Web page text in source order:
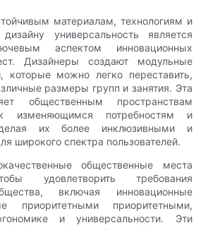
материалам, технологиям и
универсальность является
аспектом инновационных
Дизайнеры создают модульные
которые можно легко переставить,
размеры групп и занятия. Эта
общественным пространствам
к изменяющимся потребностям и
делая их более инклюзивными и
широкого спектра пользователей.
общественные места
удовлетворить требования
включая инновационные
приоритетными приоритетными,
и универсальности. Эти